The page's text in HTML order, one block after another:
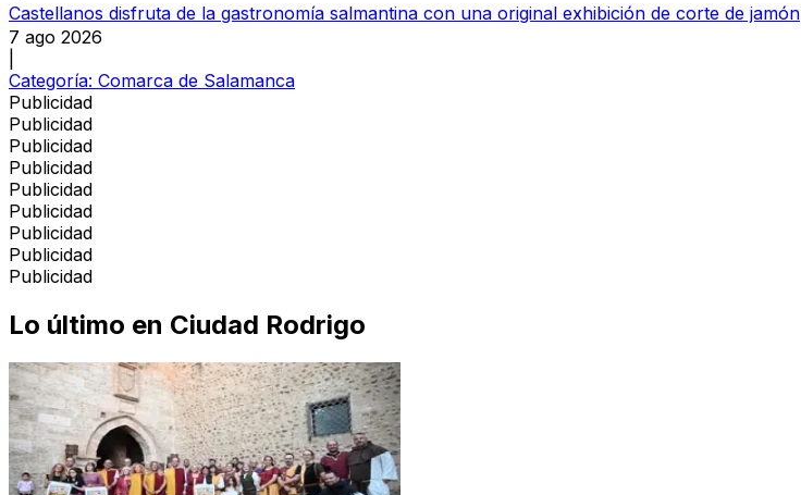
Castellanos disfruta de la gastronomía salmantina con una original exhibición de corte de jamón
7 ago 2026
Categoría: Comarca de Salamanca
Publicidad
Publicidad
Publicidad
Publicidad
Publicidad
Publicidad
Publicidad
Publicidad
Publicidad
Lo último en Ciudad Rodrigo